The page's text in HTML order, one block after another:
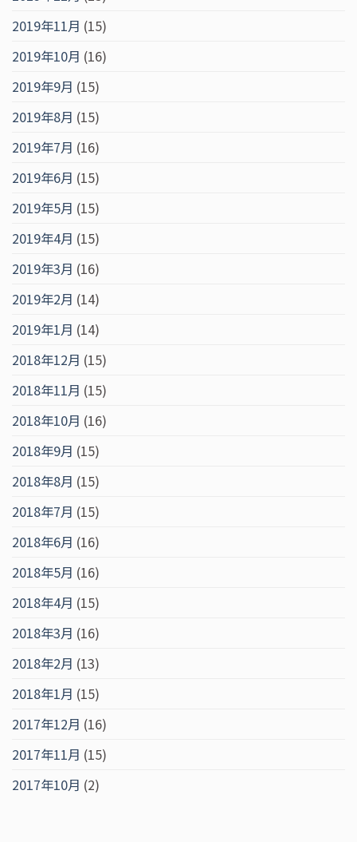
2019年11月 (15)
2019年10月 (16)
2019年9月 (15)
2019年8月 (15)
2019年7月 (16)
2019年6月 (15)
2019年5月 (15)
2019年4月 (15)
2019年3月 (16)
2019年2月 (14)
2019年1月 (14)
2018年12月 (15)
2018年11月 (15)
2018年10月 (16)
2018年9月 (15)
2018年8月 (15)
2018年7月 (15)
2018年6月 (16)
2018年5月 (16)
2018年4月 (15)
2018年3月 (16)
2018年2月 (13)
2018年1月 (15)
2017年12月 (16)
2017年11月 (15)
2017年10月 (2)